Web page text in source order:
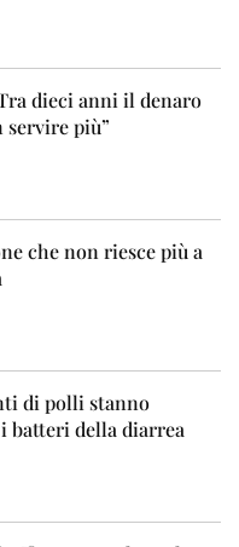
dieci anni il denaro
servire più”
che non riesce più a
di polli stanno
batteri della diarrea